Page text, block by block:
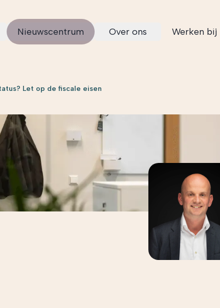
Nieuwscentrum Over ons Werken bij
Let op de fiscale eisen